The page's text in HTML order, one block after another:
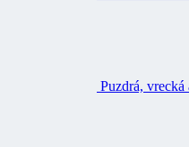
Puzdrá, vrecká